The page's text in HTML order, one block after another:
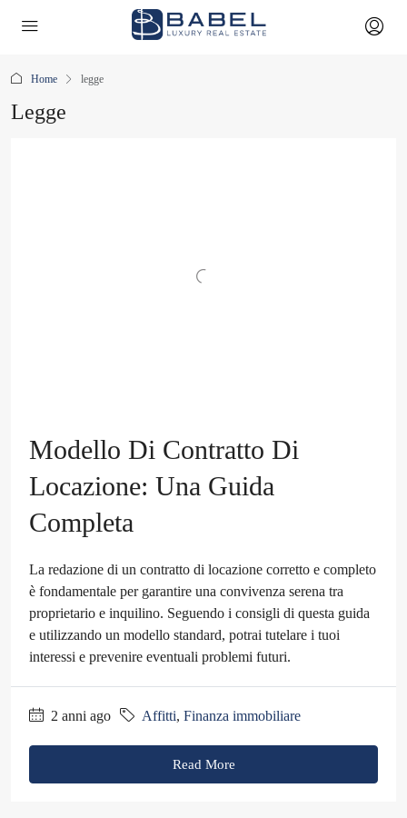
Home legge
Legge
Modello Di Contratto Di
Locazione: Una Guida
Completa
La redazione di un contratto di locazione corretto e completo
è fondamentale per garantire una convivenza serena tra
proprietario e inquilino. Seguendo i consigli di questa guida
e utilizzando un modello standard, potrai tutelare i tuoi
interessi e prevenire eventuali problemi futuri.
2 anni ago Affitti, Finanza immobiliare
Read More